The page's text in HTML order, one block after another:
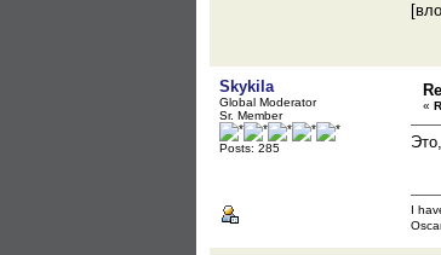
Skykila
Global Moderator
Sr. Member
Posts: 285
«
I